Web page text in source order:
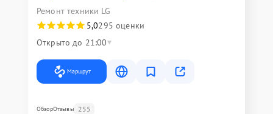
Ремонт техники LG
5,0295 оценки
Открыто до 21:00
Маршрут
ОбзорОтзывы 255